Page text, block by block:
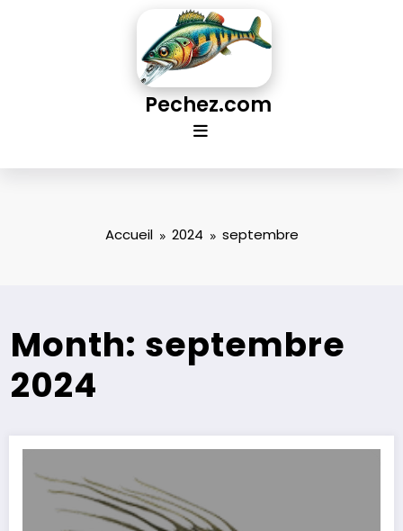
Pechez.com
Accueil 2024 septembre
Month: septembre
2024